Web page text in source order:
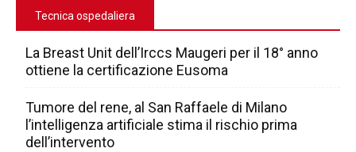
Tecnica ospedaliera
La Breast Unit dell’Irccs Maugeri per il 18° anno
ottiene la certificazione Eusoma
Tumore del rene, al San Raffaele di Milano
l’intelligenza artificiale stima il rischio prima
dell’intervento